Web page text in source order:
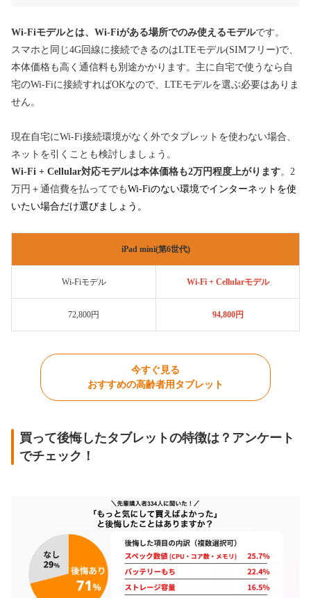
Wi-Fiモデルとは、Wi-Fiがある場所でのみ使えるモデルです。
スマホと同じ4G回線に接続できるのはLTEモデル(SIMフリー)で、
本体価格も高く通信料も別途かかります。主に自宅で使うなら自
宅のWi-Fiに接続すればOKなので、LTEモデルを選ぶ必要はありま
せん。
現在自宅にWi-Fi接続環境がなく外でタブレットを使わない場合、
ネットを引くことも検討しましょう。
Wi-Fi + Cellular対応モデルは本体価格も2万円程度上がります。2
万円＋通信費を払ってでもWi-Fiのない環境でインターネットを使
いたい場合だけ選びましょう。
iPad mini(第6世代)
Wi-Fiモデル Wi-Fi + Cellularモデル
72,800円 94,800円
今すぐ見る
おすすめの高齢者用タブレット
買って後悔したタブレットの特徴は？アンケート
でチェック！